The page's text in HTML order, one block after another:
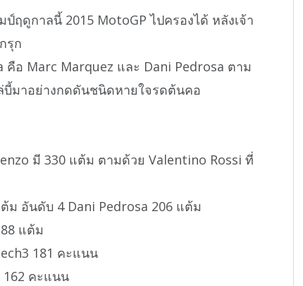
ฤดูกาลนี้ 2015 MotoGP ไปครองได้ หลังเจ้า
รุก
อ Marc Marquez และ Dani Pedrosa ตาม
บี้มาอย่างกดดันชนิดหายใจรดต้นคอ
มี 330 แต้ม ตามด้วย Valentino Rossi ที่
อันดับ 4 Dani Pedrosa 206 แต้ม
แต้ม
181 คะแนน
162 คะแนน